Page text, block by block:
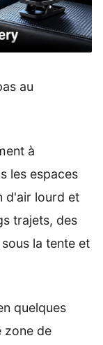
au
à
les espaces
d'air lourd et
trajets, des
la tente et
quelques
zone de